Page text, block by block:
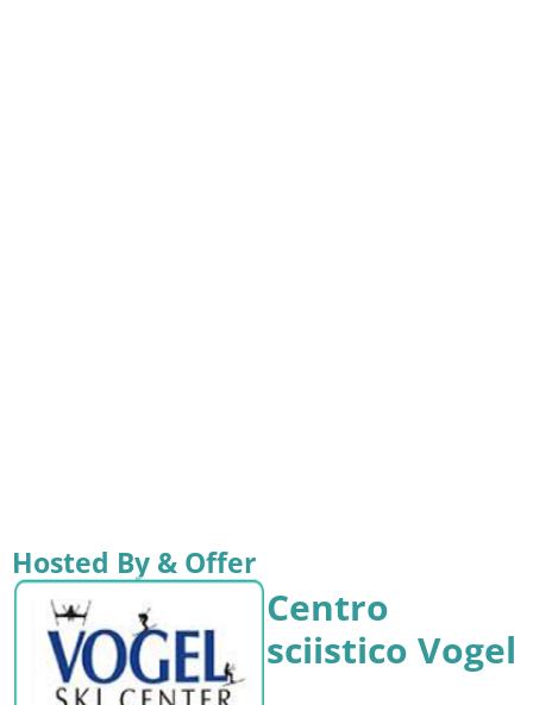
Hosted By & Offer
Centro
sciistico Vogel